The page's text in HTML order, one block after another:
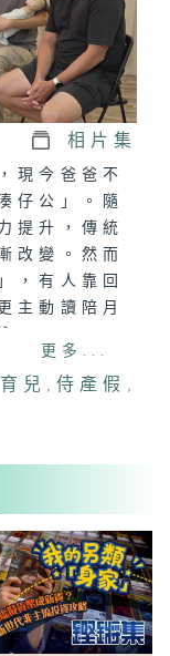
相片集
現今爸爸不
仔公」。隨
提升，傳統
改變。然而
，有人靠回
主動讀陪月
錄他們在跌
爸爸如何重
更多...
兒 ,侍產假 ,